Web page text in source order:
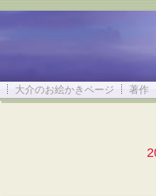
大介のお絵かきページ 著作